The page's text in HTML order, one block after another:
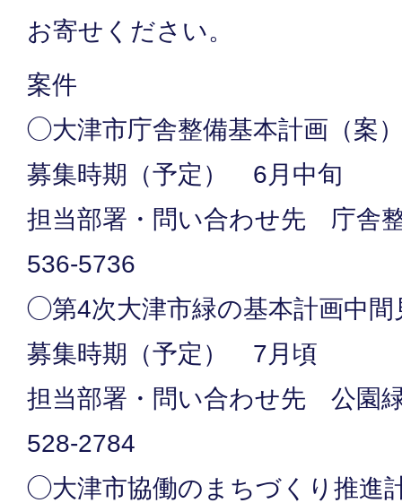
お寄せください。
案件
◯大津市庁舎整備基本計画（案
募集時期（予定） 6月中旬
担当部署・問い合わせ先 庁舎
536-5736
◯第4次大津市緑の基本計画中間
募集時期（予定） 7月頃
担当部署・問い合わせ先 公園
528-2784
◯大津市協働のまちづくり推進